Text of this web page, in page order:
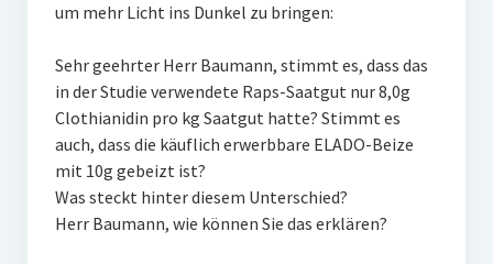
um mehr Licht ins Dunkel zu bringen:
Sehr geehrter Herr Baumann, stimmt es, dass das
in der Studie verwendete Raps-Saatgut nur 8,0g
Clothianidin pro kg Saatgut hatte? Stimmt es
auch, dass die käuflich erwerbbare ELADO-Beize
mit 10g gebeizt ist?
Was steckt hinter diesem Unterschied?
Herr Baumann, wie können Sie das erklären?